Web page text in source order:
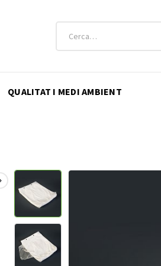
QUALITAT I MEDI AMBIENT